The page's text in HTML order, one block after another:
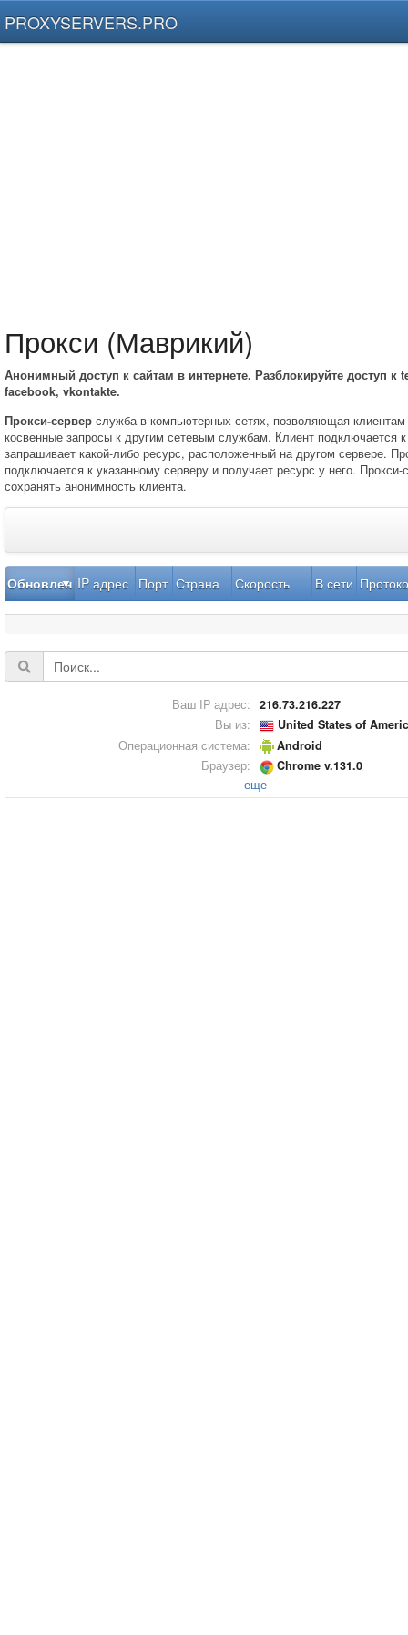
PROXYSERVERS.PRO
Прокси (Маврикий)
Анонимный доступ к сайтам в интернете. Разблокируйте доступ к
facebook, vkontakte.
Прокси-сервер служба в компьютерных сетях, позволяющая
косвенные запросы к другим сетевым службам. Клиент подключается к
запрашивает какой-либо ресурс, расположенный на другом сервере.
подключается к указанному серверу и получает ресурс у него. Прокси-
сохранять анонимность клиента.
Обновлен IP адрес Порт Страна Скорость В сети
Ваш IP адрес:
216.73.216.227
Вы из:
United States of
Операционная система:
Android
Браузер:
Chrome v.131.0
еще